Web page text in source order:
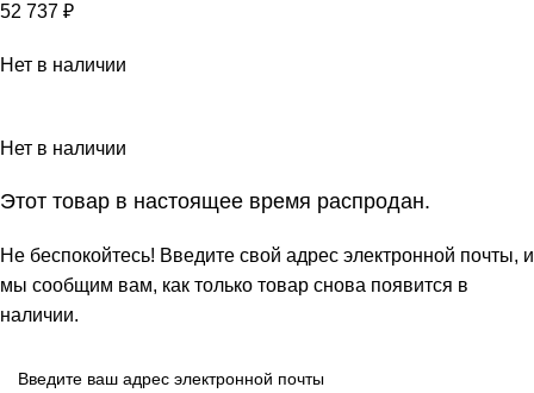
52 737 ₽
Нет в наличии
Нет в наличии
Этот товар в настоящее время распродан.
Не беспокойтесь! Введите свой адрес электронной почты, и
мы сообщим вам, как только товар снова появится в
наличии.